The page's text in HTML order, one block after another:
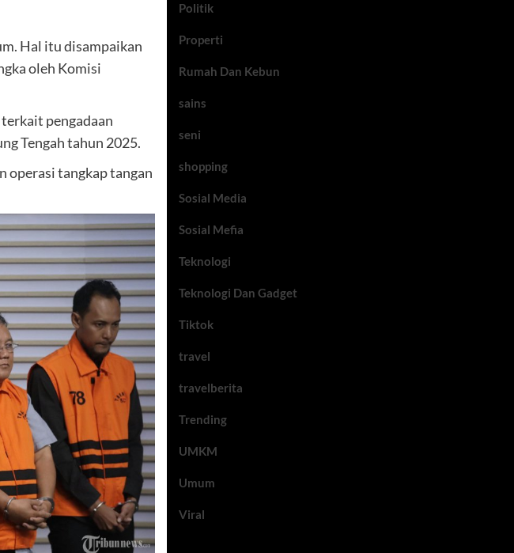
Hal itu disampaikan
oleh Komisi
pengadaan
Tengah tahun 2025.
operasi tangkap tangan
Politik
Properti
Rumah Dan Kebun
sains
seni
shopping
Sosial Media
Sosial Mefia
Teknologi
Teknologi Dan Gadget
Tiktok
travel
travelberita
Trending
UMKM
Umum
Viral